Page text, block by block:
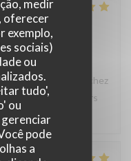
medir
oferecer
exemplo,
sociais)
ou
tudo',
ou
pode
a
quality_price
to the review
un bon moment chez
de rééditer lors